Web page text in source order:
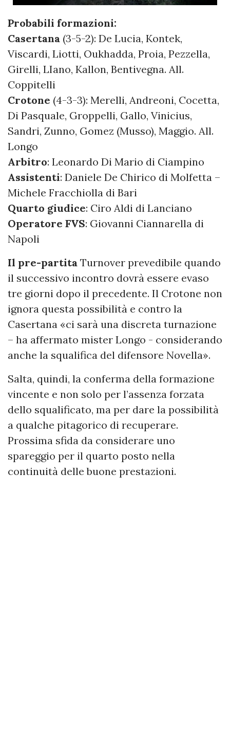
Probabili formazioni:
Casertana (3-5-2): De Lucia, Kontek,
Viscardi, Liotti, Oukhadda, Proia, Pezzella,
Girelli, LIano, Kallon, Bentivegna. All.
Coppitelli
Crotone (4-3-3): Merelli, Andreoni, Cocetta,
Di Pasquale, Groppelli, Gallo, Vinicius,
Sandri, Zunno, Gomez (Musso), Maggio. All.
Longo
Arbitro: Leonardo Di Mario di Ciampino
Assistenti: Daniele De Chirico di Molfetta –
Michele Fracchiolla di Bari
Quarto giudice: Ciro Aldi di Lanciano
Operatore FVS: Giovanni Ciannarella di
Napoli
Il pre-partita Turnover prevedibile quando
il successivo incontro dovrà essere evaso
tre giorni dopo il precedente. Il Crotone non
ignora questa possibilità e contro la
Casertana «ci sarà una discreta turnazione
– ha affermato mister Longo - considerando
anche la squalifica del difensore Novella».
Salta, quindi, la conferma della formazione
vincente e non solo per l’assenza forzata
dello squalificato, ma per dare la possibilità
a qualche pitagorico di recuperare.
Prossima sfida da considerare uno
spareggio per il quarto posto nella
continuità delle buone prestazioni.